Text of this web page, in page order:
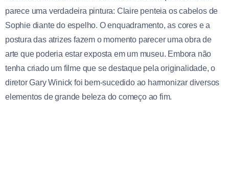
parece uma verdadeira pintura: Claire penteia os cabelos de
Sophie diante do espelho. O enquadramento, as cores e a
postura das atrizes fazem o momento parecer uma obra de
arte que poderia estar exposta em um museu. Embora não
tenha criado um filme que se destaque pela originalidade, o
diretor Gary Winick foi bem-sucedido ao harmonizar diversos
elementos de grande beleza do começo ao fim.